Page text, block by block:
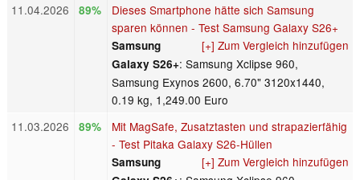
11.04.2026 89%
Dieses Smartphone hätte sich Samsung
sparen können - Test Samsung Galaxy S26+
[+] Zum Vergleich hinzufügen
Samsung
Galaxy S26+: Samsung Xclipse 960,
Samsung Exynos 2600, 6.70" 3120x1440,
0.19 kg, 1,249.00 Euro
11.03.2026
89%
Mit MagSafe, Zusatztasten und strapazierfähig
- Test Pitaka Galaxy S26-Hüllen
[+] Zum Vergleich hinzufügen
Samsung